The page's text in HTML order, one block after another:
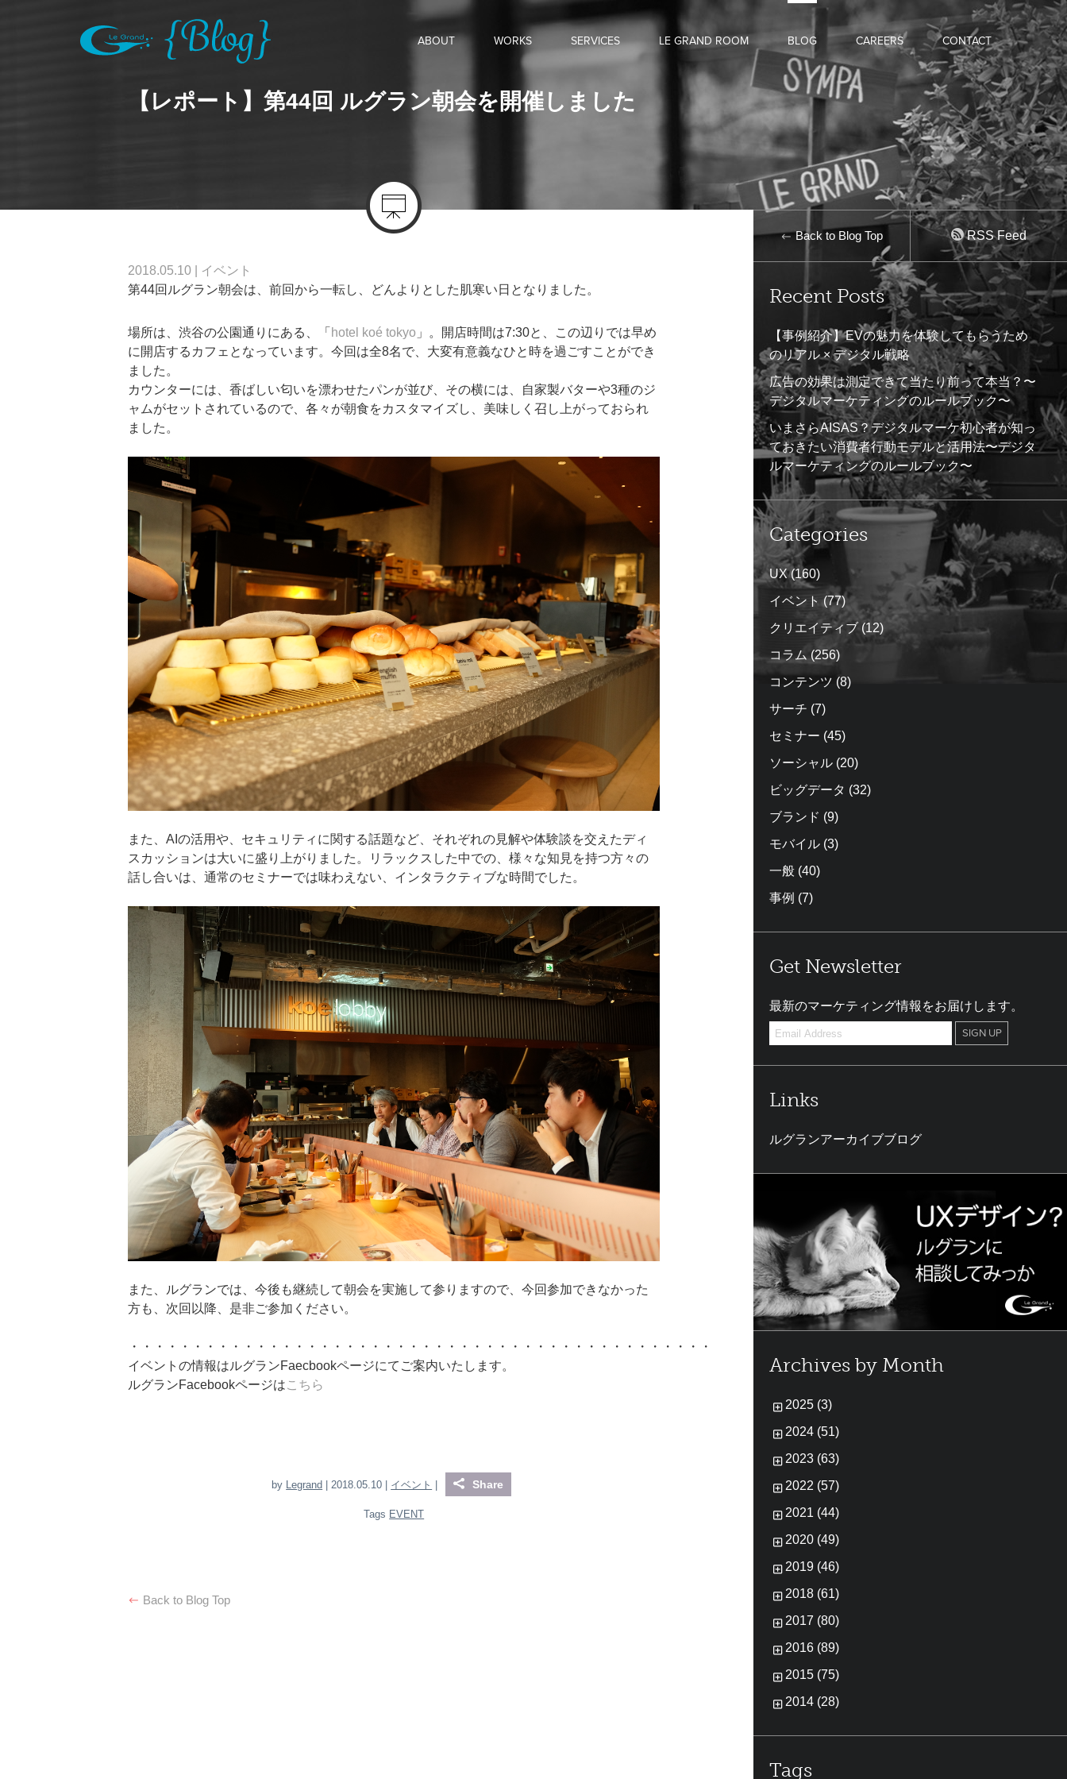
ABOUT WORKS SERVICES LE GRAND ROOM BLOG CAREERS CONTACT
【レポート】第44回 ルグラン朝会を開催しました
2018.05.10
イベント
第44回ルグラン朝会は、前回から一転し、どんよりとした肌寒い日となりました。
場所は、渋谷の公園通りにある、「 hotel koé tokyo 」。開店時間は7:30と、この辺りでは早め
に開店するカフェとなっています。今回は全8名で、大変有意義なひと時を過ごすことができ
ました。
カウンターには、香ばしい匂いを漂わせたパンが並び、その横には、自家製バターや3種のジ
ャムがセットされているので、各々が朝食をカスタマイズし、美味しく召し上がっておられ
ました。
また、AIの活用や、セキュリティに関する話題など、それぞれの見解や体験談を交えたディ
スカッションは大いに盛り上がりました。リラックスした中での、様々な知見を持つ方々の
話し合いは、通常のセミナーでは味わえない、インタラクティブな時間でした。
また、ルグランでは、今後も継続して朝会を実施して参りますので、今回参加できなかった
方も、次回以降、是非ご参加ください。
・・・・・・・・・・・・・・・・・・・・・・・・・・・・・・・・・・・・・・・・・・・・・・
イベントの情報はルグランFaecbookページにてご案内いたします。
ルグランFacebookページはこちら
by Legrand | 2018.05.10 | イベント Share
Tags EVENT
Back to Blog Top
Back to Blog Top RSS Feed
Recent Posts
【事例紹介】EVの魅力を体験してもらうため
のリアル × デジタル戦略
広告の効果は測定できて当たり前って本当？〜
デジタルマーケティングのルールブック〜
いまさらAISAS？デジタルマーケ初心者が知っ
ておきたい消費者行動モデルと活用法〜デジタ
ルマーケティングのルールブック〜
Categories
UX(160)
イベント(77)
クリエイティブ(12)
コラム (256)
コンテンツ (8)
サーチ (7)
セミナー (45)
ソーシャル (20)
ビッグデータ (32)
ブランド (9)
モバイル (3)
一般 (40)
事例 (7)
Get Newsletter
最新のマーケティング情報をお届けします。
Links
ルグランアーカイブブログ
Archives by Month
2025 (3)
2024 (51)
2023 (63)
2022 (57)
2021 (44)
2020 (49)
2019 (46)
2018 (61)
2017 (80)
2016 (89)
2015 (75)
2014 (28)
Tags